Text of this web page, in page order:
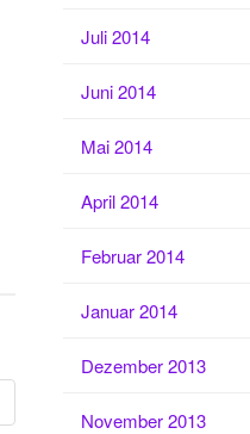
Juli 2014
Juni 2014
Mai 2014
April 2014
Februar 2014
Januar 2014
Dezember 2013
November 2013